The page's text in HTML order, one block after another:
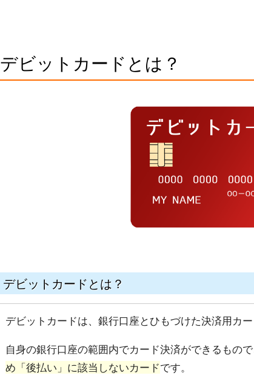
デビットカードとは？
デビットカードとは？
デビットカードは、銀行口座とひもづけた決済用カ
自身の銀行口座の範囲内でカード決済ができるもの
め「後払い」に該当しないカードです。